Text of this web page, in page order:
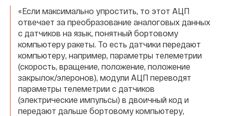
«Если максимально упростить, то этот АЦП
отвечает за преобразование аналоговых данных
с датчиков на язык, понятный бортовому
компьютеру ракеты. То есть датчики передают
компьютеру, например, параметры телеметрии
(скорость, вращение, положение, положение
закрылок/элеронов), модули АЦП переводят
параметры телеметрии с датчиков
(электрические импульсы) в двоичный код и
передают дальше бортовому компьютеру,